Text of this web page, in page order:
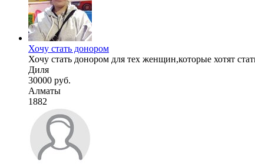
Хочу стать донором
Хочу стать донором для тех женщин,которые хотят
Диля
30000 руб.
Алматы
1882